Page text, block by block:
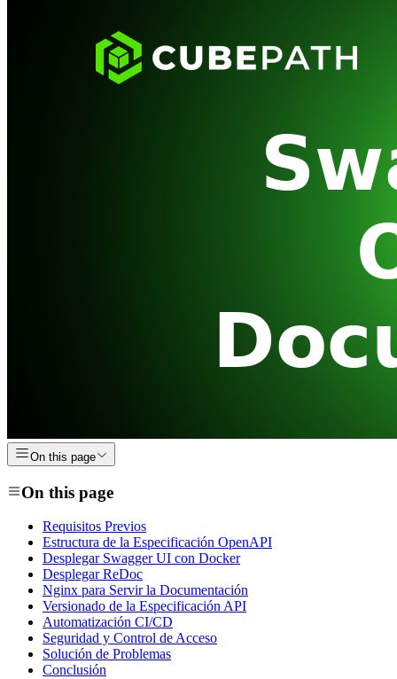
On this page
On this page
Requisitos Previos
Estructura de la Especificación OpenAPI
Desplegar Swagger UI con Docker
Desplegar ReDoc
Nginx para Servir la Documentación
Versionado de la Especificación API
Automatización CI/CD
Seguridad y Control de Acceso
Solución de Problemas
Conclusión